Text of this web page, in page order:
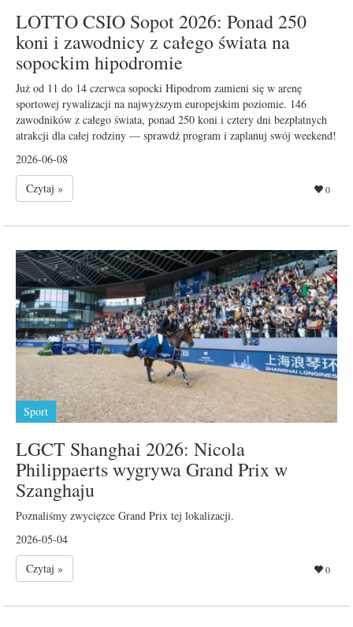
LOTTO CSIO Sopot 2026: Ponad 250
koni i zawodnicy z całego świata na
sopockim hipodromie
Już od 11 do 14 czerwca sopocki Hipodrom zamieni się w arenę
sportowej rywalizacji na najwyższym europejskim poziomie. 146
zawodników z całego świata, ponad 250 koni i cztery dni bezpłatnych
atrakcji dla całej rodziny — sprawdź program i zaplanuj swój weekend!
2026-06-08
Czytaj »
0
Sport
LGCT Shanghai 2026: Nicola
Philippaerts wygrywa Grand Prix w
Szanghaju
Poznaliśmy zwycięzce Grand Prix tej lokalizacji.
2026-05-04
Czytaj »
0